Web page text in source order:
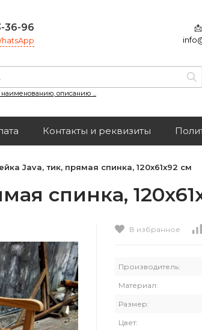
36-96
наименованию, описанию ...
Контакты и реквизиты
Java, тик, прямая спинка, 120x61x92 см
спинка,
В избранное
Производитель:
Материал:
Размер:
Цвет: